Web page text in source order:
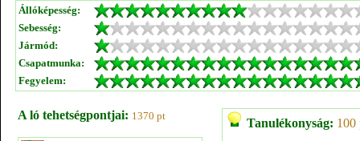
Állóképesség:
Sebesség:
Jármód:
Csapatmunka:
Fegyelem:
A ló tehetségpontjai: 1370 pt
Tanulékonyság: 100